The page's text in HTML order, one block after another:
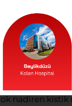
cm çapa
muayenede
ve
nadiren